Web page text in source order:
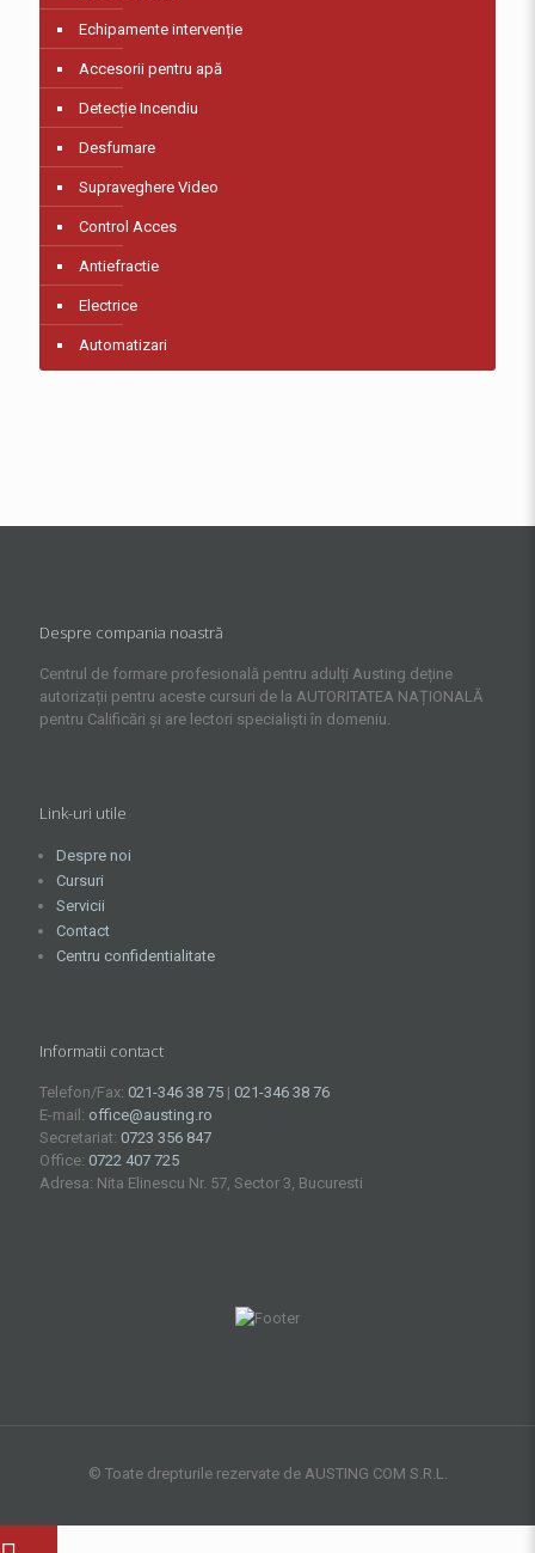
Echipamente intervenție
Accesorii pentru apă
Detecție Incendiu
Desfumare
Supraveghere Video
Control Acces
Antiefractie
Electrice
Automatizari
Despre compania noastră
Centrul de formare profesională pentru adulți Austing deține
autorizații pentru aceste cursuri de la AUTORITATEA NAȚIONALĂ
pentru Calificări și are lectori specialiști în domeniu.
Link-uri utile
Despre noi
Cursuri
Servicii
Contact
Centru confidentialitate
Informatii contact
Telefon/Fax: 021-346 38 75 | 021-346 38 76
E-mail: office@austing.ro
Secretariat: 0723 356 847
Office: 0722 407 725
Adresa: Nita Elinescu Nr. 57, Sector 3, Bucuresti
© Toate drepturile rezervate de AUSTING COM S.R.L.